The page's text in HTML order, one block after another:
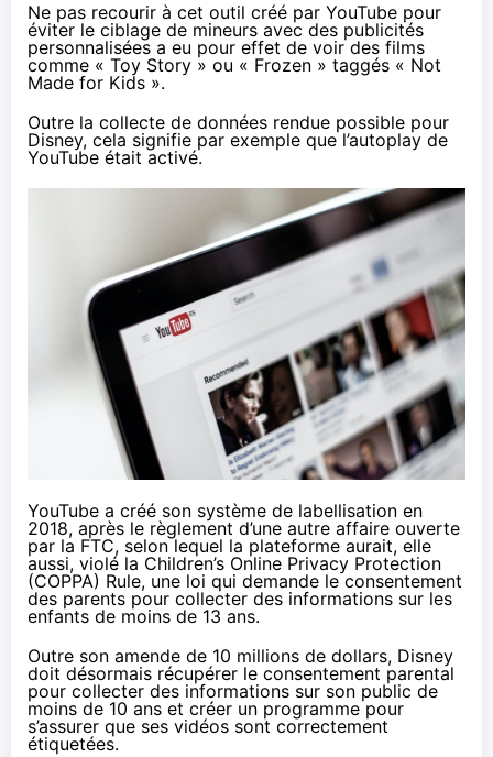
Ne pas recourir à cet outil créé par YouTube pour
éviter le ciblage de mineurs avec des publicités
personnalisées a eu pour effet de voir des films
comme « Toy Story » ou « Frozen » taggés « Not
Made for Kids ».
Outre la collecte de données rendue possible pour
Disney, cela signifie par exemple que l’autoplay de
YouTube était activé.
YouTube a créé son système de labellisation en
2018, après le règlement d’une autre affaire ouverte
par la FTC, selon lequel la plateforme aurait, elle
aussi, violé la Children’s Online Privacy Protection
(COPPA) Rule, une loi qui demande le consentement
des parents pour collecter des informations sur les
enfants de moins de 13 ans.
Outre son amende de 10 millions de dollars, Disney
doit désormais récupérer le consentement parental
pour collecter des informations sur son public de
moins de 10 ans et créer un programme pour
s’assurer que ses vidéos sont correctement
étiquetées.